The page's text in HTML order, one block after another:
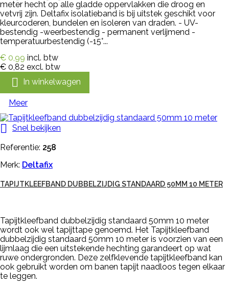
meter hecht op alle gladde oppervlakken die droog en
vetvrij zijn. Deltafix isolatieband is bij uitstek geschikt voor
kleurcoderen, bundelen en isoleren van draden. - UV-
bestendig -weerbestendig - permanent verlijmend -
temperatuurbestendig (-15°...
€ 0,99 incl. btw
€ 0,82 excl. btw
 In winkelwagen
Meer
 Snel bekijken
Referentie: 258
Merk: Deltafix
TAPIJTKLEEFBAND DUBBELZIJDIG STANDAARD 50MM 10 METER
Tapijtkleefband dubbelzijdig standaard 50mm 10 meter
wordt ook wel tapijttape genoemd. Het Tapijtkleefband
dubbelzijdig standaard 50mm 10 meter is voorzien van een
lijmlaag die een uitstekende hechting garandeert op wat
ruwe ondergronden. Deze zelfklevende tapijtkleefband kan
ook gebruikt worden om banen tapijt naadloos tegen elkaar
te leggen.